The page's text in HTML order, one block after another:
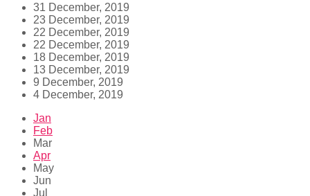
31 December, 2019
23 December, 2019
22 December, 2019
22 December, 2019
18 December, 2019
13 December, 2019
9 December, 2019
4 December, 2019
Jan
Feb
Mar
Apr
May
Jun
Jul